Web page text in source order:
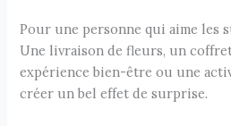
Pour une personne qui aime les
Une livraison de fleurs, un
expérience bien-être ou une
créer un bel effet de surprise.